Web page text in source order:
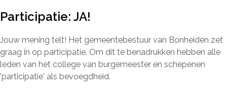
Participatie: JA!
Jouw mening telt! Het gemeentebestuur van Bonheiden zet
graag in op participatie. Om dit te benadrukken hebben alle
leden van het college van burgemeester en schepenen
'participatie' als bevoegdheid.